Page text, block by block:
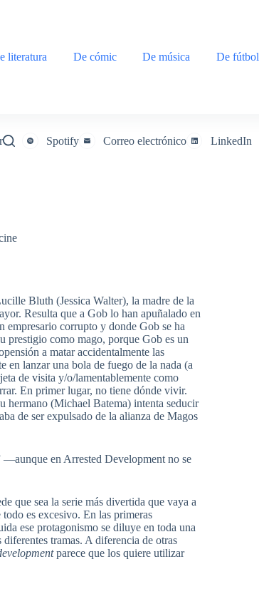
literatura De cómic De música De fútbol
Spotify Correo electrónico LinkedIn
Bluth (Jessica Walter), la madre de la
Resulta que a Gob lo han apuñalado en
empresario corrupto y donde Gob se ha
prestigio como mago, porque Gob es un
a matar accidentalmente las
en lanzar una bola de fuego de la nada (a
de visita y/o/lamentablemente como
En primer lugar, no tiene dónde vivir.
hermano (Michael Batema) intenta seducir
de ser expulsado de la alianza de Magos
—aunque en Arrested Development no se
que sea la serie más divertida que vaya a
todo es excesivo. En las primeras
ese protagonismo se diluye en toda una
tramas. A diferencia de otras
parece que los quiere utilizar